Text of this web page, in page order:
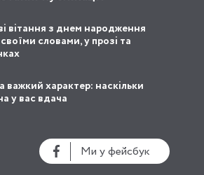
вітання з днем народження
своїми словами, у прозі та
важкий характер: наскільки
у вас вдача
Ми у фейсбук